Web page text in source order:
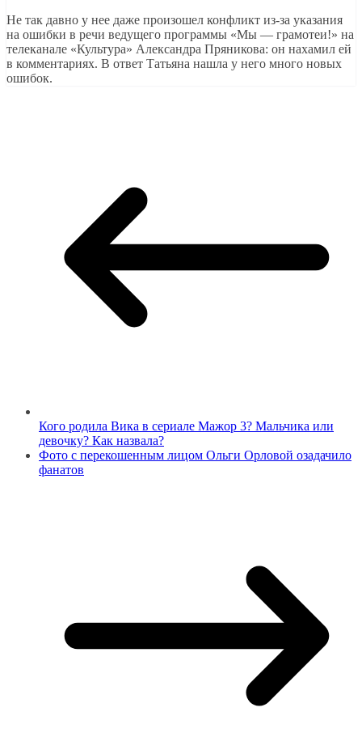
Не так давно у нее даже произошел конфликт из-за указания
на ошибки в речи ведущего программы «Мы — грамотеи!» на
телеканале «Культура» Александра Пряникова: он нахамил ей
в комментариях. В ответ Татьяна нашла у него много новых
ошибок.
Кого родила Вика в сериале Мажор 3? Мальчика или
девочку? Как назвала?
Фото с перекошенным лицом Ольги Орловой озадачило
фанатов